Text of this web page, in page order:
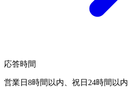
応答時間
営業日8時間以内、祝日24時間以内